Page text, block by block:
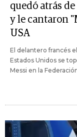
quedó atrás
y le cantaron
USA
El delantero francés
Estados Unidos se
Messi en la